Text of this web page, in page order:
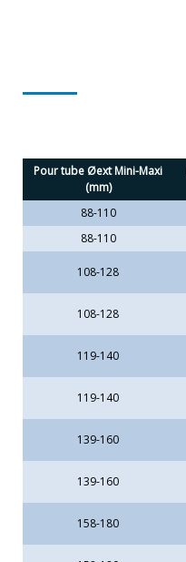
Pour tube Øext Mini-Maxi
(mm)
88-110
88-110
108-128
108-128
119-140
119-140
139-160
139-160
158-180